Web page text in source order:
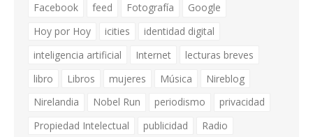
Facebook
feed Fotografía
Google
Hoy por Hoy
icities
identidad digital
inteligencia artificial
Internet
lecturas breves
libro
Libros mujeres Música
Nireblog
Nirelandia
Nobel Run periodismo
privacidad
Propiedad Intelectual
publicidad
Radio